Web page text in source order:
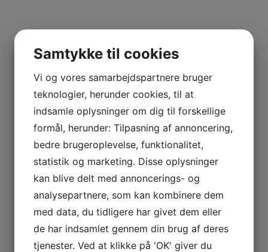
Acerola-pulver økologisk
100 gr.
Cacao-pulver raw økologisk
200 gr.
Samtykke til cookies
Vi og vores samarbejdspartnere bruger
teknologier, herunder cookies, til at
indsamle oplysninger om dig til forskellige
formål, herunder: Tilpasning af annoncering,
bedre brugeroplevelse, funktionalitet,
statistik og marketing. Disse oplysninger
kan blive delt med annoncerings- og
analysepartnere, som kan kombinere dem
med data, du tidligere har givet dem eller
de har indsamlet gennem din brug af deres
tjenester. Ved at klikke på 'OK' giver du